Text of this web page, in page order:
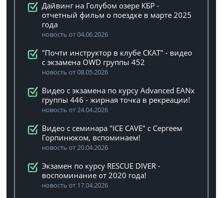
Дайвинг на Голубом озере КБР -
отчетный фильм о поездке в марте 2025
года
новость от 04.06.2026
"Почти инструктор в клубе СКАТ" - видео
с экзамена OWD группы 452
новость от 08.05.2026
Видео с экзамена по курсу Advanced EANx
группы 446 - жирная точка в рекреации!
новость от 24.04.2026
Видео с семинара "ICE CAVE" с Сергеем
Горпинюком, вспоминаем!
новость от 20.04.2026
Экзамен по курсу RESCUE DIVER -
воспоминание от 2020 года!
новость от 17.04.2026